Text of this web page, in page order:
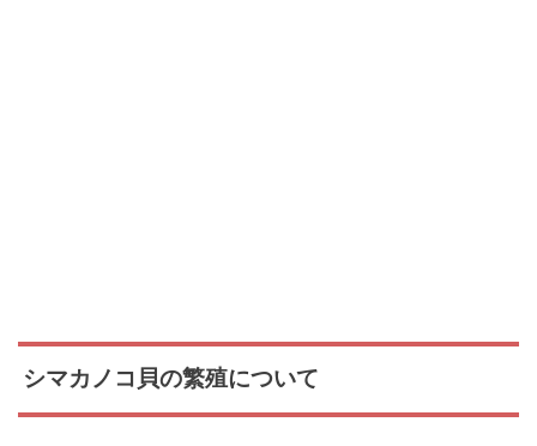
シマカノコ貝の繁殖について